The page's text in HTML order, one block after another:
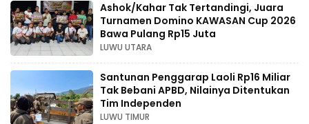
Ashok/Kahar Tak Tertandingi, Juara
Turnamen Domino KAWASAN Cup 2026
Bawa Pulang Rp15 Juta
LUWU UTARA
Santunan Penggarap Laoli Rp16 Miliar
Tak Bebani APBD, Nilainya Ditentukan
Tim Independen
LUWU TIMUR